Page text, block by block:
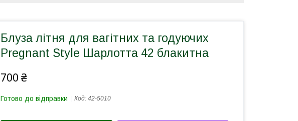
Блуза літня для вагітних та годуючих
Pregnant Style Шарлотта 42 блакитна
700 ₴
Готово до відправки Код: 42-5010